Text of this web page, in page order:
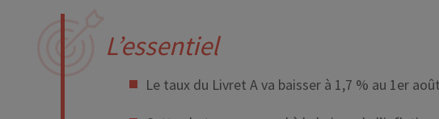
L’essentiel
Le taux du Livret A va baisser à 1,7 % au 1er